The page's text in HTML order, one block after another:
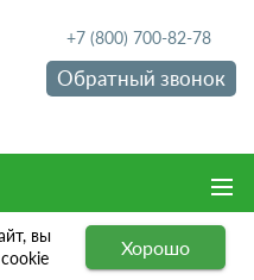
+7 (800) 700-82-78
Обратный звонок
вы
Хорошо
Хаит"